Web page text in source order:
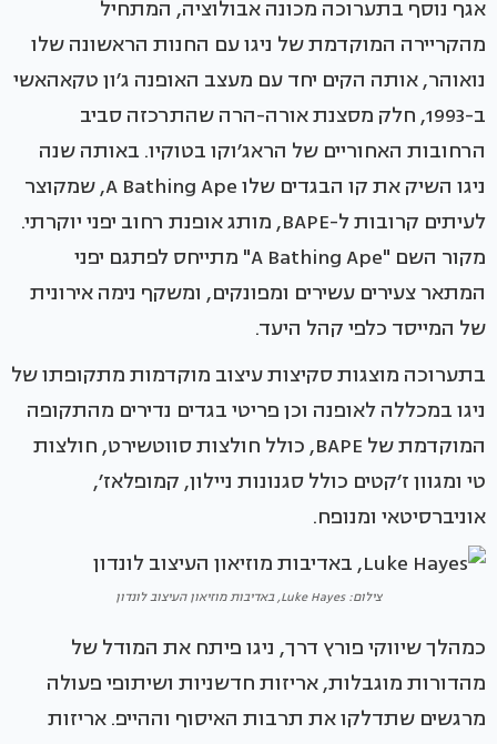
אגף נוסף בתערוכה מכונה אבולוציה, המתחיל
מהקריירה המוקדמת של ניגו עם החנות הראשונה שלו
נואוהר, אותה הקים יחד עם מעצב האופנה ג׳ון טקאהאשי
ב-1993, חלק מסצנת אורה-הרה שהתרכזה סביב
הרחובות האחוריים של הראג׳וקו בטוקיו. באותה שנה
ניגו השיק את קו הבגדים שלו A Bathing Ape, שמקוצר
לעיתים קרובות ל-BAPE, מותג אופנת רחוב יפני יוקרתי.
מקור השם "A Bathing Ape" מתייחס לפתגם יפני
המתאר צעירים עשירים ומפונקים, ומשקף נימה אירונית
של המייסד כלפי קהל היעד.
בתערוכה מוצגות סקיצות עיצוב מוקדמות מתקופתו של
ניגו במכללה לאופנה וכן פריטי בגדים נדירים מהתקופה
המוקדמת של BAPE, כולל חולצות סווטשירט, חולצות
טי ומגוון ז׳קטים כולל סגנונות ניילון, קמופלאז׳,
אוניברסיטאי ומנופח.
צילום: Luke Hayes, באדיבות מוזיאון העיצוב לונדון
כמהלך שיווקי פורץ דרך, ניגו פיתח את המודל של
מהדורות מוגבלות, אריזות חדשניות ושיתופי פעולה
מרגשים שתדלקו את תרבות האיסוף וההייפ. אריזות